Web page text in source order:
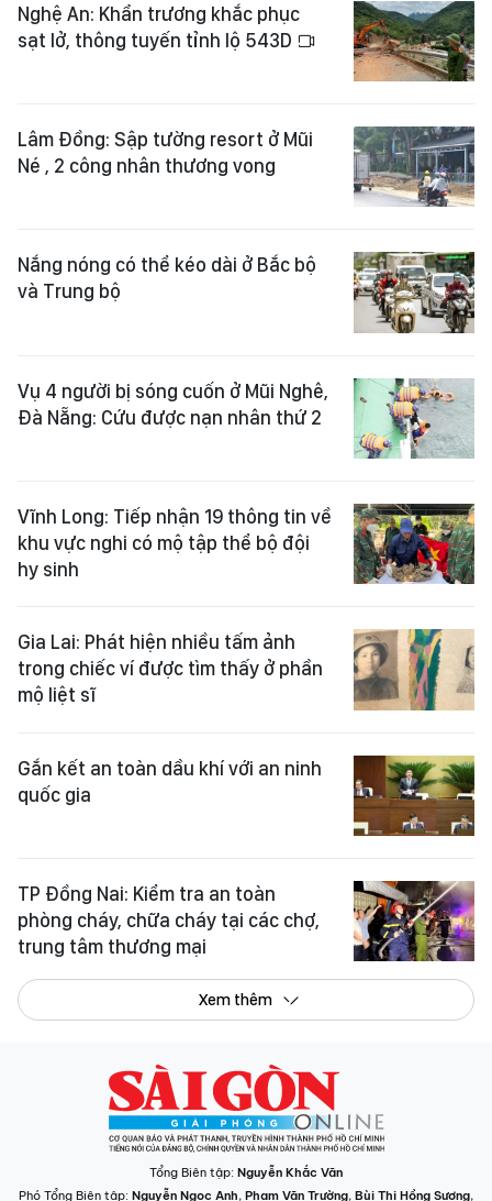
Nghệ An: Khẩn trương khắc phục
sạt lở, thông tuyến tỉnh lộ 543D
Lâm Đồng: Sập tường resort ở Mũi
Né , 2 công nhân thương vong
Nắng nóng có thể kéo dài ở Bắc bộ
và Trung bộ
Vụ 4 người bị sóng cuốn ở Mũi Nghê,
Đà Nẵng: Cứu được nạn nhân thứ 2
Vĩnh Long: Tiếp nhận 19 thông tin về
khu vực nghi có mộ tập thể bộ đội
hy sinh
Gia Lai: Phát hiện nhiều tấm ảnh
trong chiếc ví được tìm thấy ở phần
mộ liệt sĩ
Gắn kết an toàn dầu khí với an ninh
quốc gia
TP Đồng Nai: Kiểm tra an toàn
phòng cháy, chữa cháy tại các chợ,
trung tâm thương mại
Xem thêm
Tổng Biên tập: Nguyễn Khắc Văn
Phó Tổng Biên tập: Nguyễn Ngọc Anh, Phạm Văn Trường, Bùi Thị Hồng Sương,